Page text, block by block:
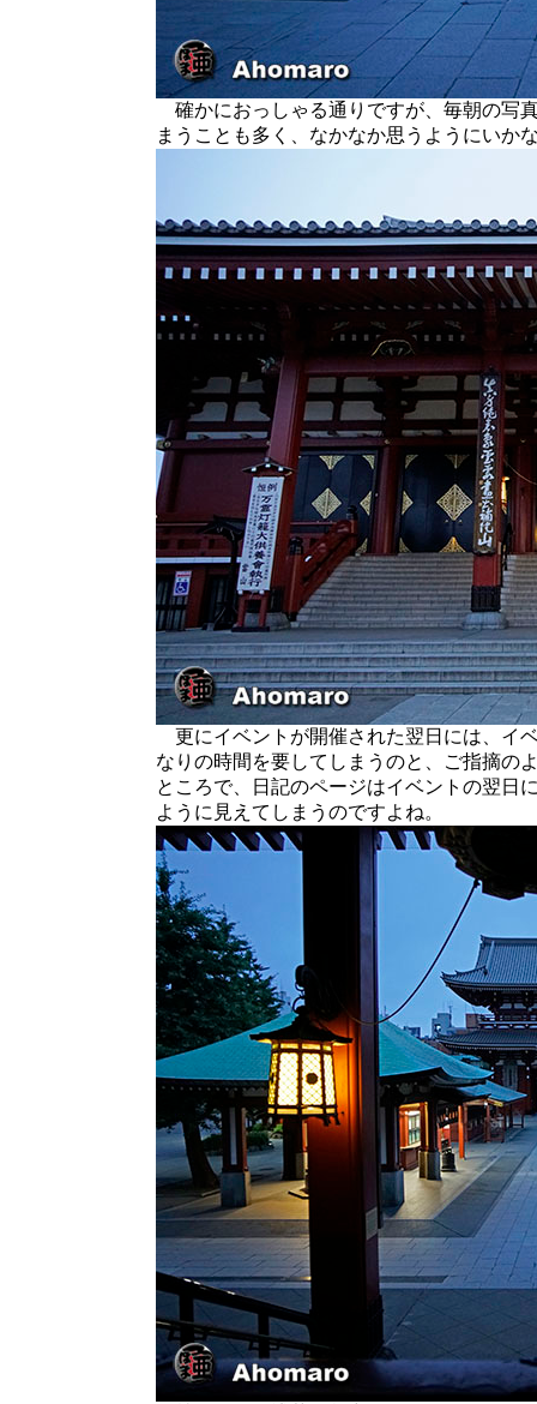
確かにおっしゃる通りですが、毎朝の写
まうことも多く、なかなか思うようにいか
更にイベントが開催された翌日には、イ
なりの時間を要してしまうのと、ご指摘の
ところで、日記のページはイベントの翌日
ように見えてしまうのですよね。